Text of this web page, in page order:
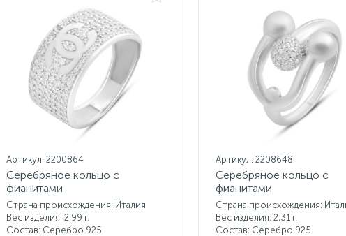
Артикул: 2200864
Серебряное кольцо с
фианитами
Страна происхождения: Италия
Вес изделия: 2,99 г.
Состав: Серебро 925
Артикул: 2208648
Серебряное кольцо с
фианитами
Страна происхождения:
Вес изделия: 2,31 г.
Состав: Серебро 925